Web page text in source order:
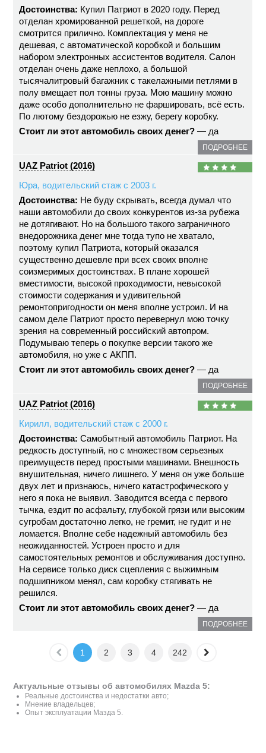
Достоинства: Купил Патриот в 2020 году. Перед
отделан хромированной решеткой, на дороге
смотрится прилично. Комплектация у меня не
дешевая, с автоматической коробкой и большим
набором электронных ассистентов водителя. Салон
отделан очень даже неплохо, а большой
тысячалитровый багажник с такелажными петлями в
полу вмещает пол тонны груза. Мою машину можно
даже особо дополнительно не фаршировать, всё есть.
По лютому бездорожью не езжу, берегу коробку.
Стоит ли этот автомобиль своих денег? — да
ПОДРОБНЕЕ
UAZ Patriot (2016)
Юра, водительский стаж с 2003 г.
Достоинства: Не буду скрывать, всегда думал что
наши автомобили до своих конкурентов из-за рубежа
не дотягивают. Но на большого такого заграничного
внедорожника денег мне тогда тупо не хватало,
поэтому купил Патриота, который оказался
существенно дешевле при всех своих вполне
соизмеримых достоинствах. В плане хорошей
вместимости, высокой проходимости, невысокой
стоимости содержания и удивительной
ремонтопригодности он меня вполне устроил. И на
самом деле Патриот просто перевернул мою точку
зрения на современный российский автопром.
Подумываю теперь о покупке версии такого же
автомобиля, но уже с АКПП.
Стоит ли этот автомобиль своих денег? — да
ПОДРОБНЕЕ
UAZ Patriot (2016)
Кирилл, водительский стаж с 2000 г.
Достоинства: Самобытный автомобиль Патриот. На
редкость доступный, но с множеством серьезных
преимуществ перед простыми машинами. Внешность
внушительная, ничего лишнего. У меня он уже больше
двух лет и признаюсь, ничего катастрофического у
него я пока не выявил. Заводится всегда с первого
тычка, ездит по асфальту, глубокой грязи или высоким
сугробам достаточно легко, не гремит, не гудит и не
ломается. Вполне себе надежный автомобиль без
неожиданностей. Устроен просто и для
самостоятельных ремонтов и обслуживания доступно.
На сервисе только диск сцепления с выжимным
подшипником менял, сам коробку стягивать не
решился.
Стоит ли этот автомобиль своих денег? — да
ПОДРОБНЕЕ
1 2 3 4 242
Актуальные отзывы об автомобилях Mazda 5:
Реальные достоинства и недостатки авто;
Мнение владельцев;
Опыт эксплуатации Мазда 5.